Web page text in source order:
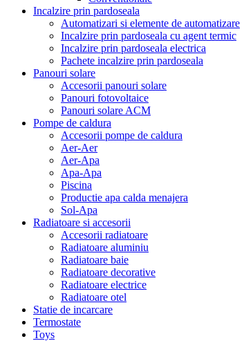
Incalzire prin pardoseala
Automatizari si elemente de automatizare
Incalzire prin pardoseala cu agent termic
Incalzire prin pardoseala electrica
Pachete incalzire prin pardoseala
Panouri solare
Accesorii panouri solare
Panouri fotovoltaice
Panouri solare ACM
Pompe de caldura
Accesorii pompe de caldura
Aer-Aer
Aer-Apa
Apa-Apa
Piscina
Productie apa calda menajera
Sol-Apa
Radiatoare si accesorii
Accesorii radiatoare
Radiatoare aluminiu
Radiatoare baie
Radiatoare decorative
Radiatoare electrice
Radiatoare otel
Statie de incarcare
Termostate
Toys